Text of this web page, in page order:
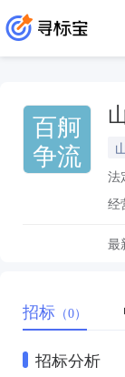
百舸
争流
法
经
最
招标 （0）
招标分析